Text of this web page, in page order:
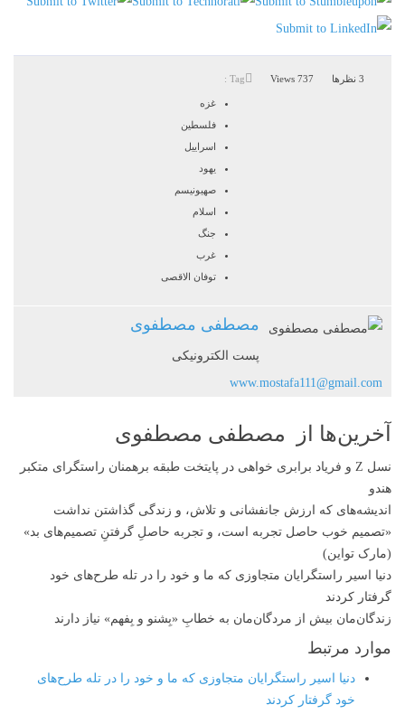
3 نظرها 737 Views
Tag :
غزه
فلسطین
اسراییل
یهود
صهیونیسم
اسلام
جنگ
غرب
توفان الاقصی
مصطفی مصطفوی
پست الکترونیکی
www.mostafa111@gmail.com
آخرین‌ها از مصطفی مصطفوی
نسل Z و فریاد برابری خواهی در پایتخت طبقه برهمنان راستگرای متکبر
هندو
اندیشه‌های که ارزش جانفشانی و تلاش، و زندگی گذاشتن نداشت
«تصمیم‌ خوب حاصل تجربه‌ است، و تجربه حاصلِ گرفتنِ تصمیم‌های بد»
(مارک تواین)
دنیا اسیر راستگرایان متجاوزی‌ که ما و خود را در تله طرح‌های خود
گرفتار کردند
زندگان‌مان بیش از مردگان‌مان به خطابِ «بِشنو و بِفهم» نیاز دارند
موارد مرتبط
دنیا اسیر راستگرایان متجاوزی‌ که ما و خود را در تله طرح‌های
خود گرفتار کردند